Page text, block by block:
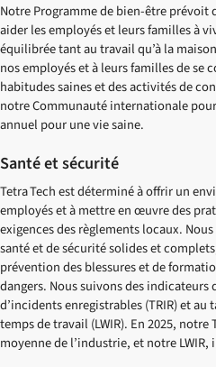
Notre Programme de bien-être prévoit
aider les employés et leurs familles à
équilibrée tant au travail qu’à la
nos employés et à leurs familles de se
habitudes saines et des activités de
notre Communauté internationale
annuel pour une vie saine.
Santé et sécurité
Tetra Tech est déterminé à offrir un
employés et à mettre en œuvre des
exigences des règlements locaux.
santé et de sécurité solides et
prévention des blessures et de
dangers. Nous suivons des
d’incidents enregistrables (TRIR) et au
temps de travail (LWIR). En 2025, notre
moyenne de l’industrie, et notre LWIR,